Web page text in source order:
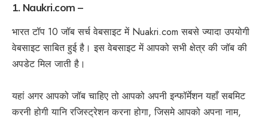
1. Naukri.com –
भारत टॉप 10 जॉब सर्च वेबसाइट में Nuakri.com सबसे ज्यादा उपयोगी
वेबसाइट साबित हुई है। इस वेबसाइट में आपको सभी क्षेत्र की जॉब की
अपडेट मिल जाती है।
यहां अगर आपको जॉब चाहिए तो आपको अपनी इन्फॉर्मेशन यहाँ सबमिट
करनी होगी यानि रजिस्ट्रेशन करना होगा, जिसमे आपको अपना नाम,